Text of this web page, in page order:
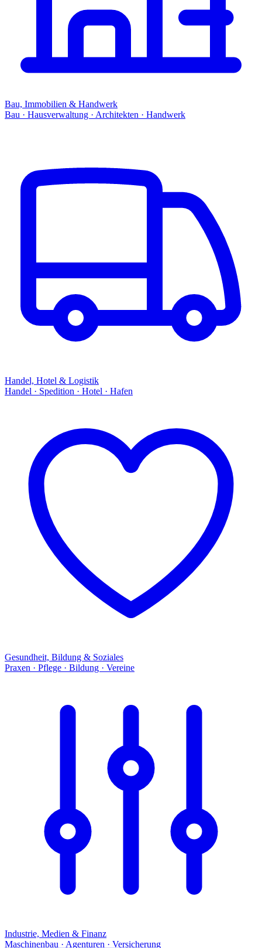
Bau, Immobilien & Handwerk
Bau · Hausverwaltung · Architekten · Handwerk
Handel, Hotel & Logistik
Handel · Spedition · Hotel · Hafen
Gesundheit, Bildung & Soziales
Praxen · Pflege · Bildung · Vereine
Industrie, Medien & Finanz
Maschinenbau · Agenturen · Versicherung